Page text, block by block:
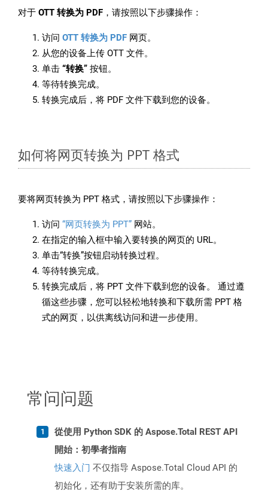
对于 OTT 转换为 PDF ，请按照以下步骤操作：
访问 OTT 转换为 PDF 网页。
从您的设备上传 OTT 文件。
单击 “转换” 按钮。
等待转换完成。
转换完成后，将 PDF 文件下载到您的设备。
如何将网页转换为 PPT 格式
要将网页转换为 PPT 格式，请按照以下步骤操作：
访问 “网页转换为 PPT” 网站。
在指定的输入框中输入要转换的网页的 URL。
单击“转换”按钮启动转换过程。
等待转换完成。
转换完成后，将 PPT 文件下载到您的设备。 通过遵
循这些步骤，您可以轻松地转换和下载所需 PPT 格
式的网页，以供离线访问和进一步使用。
常问问题
從使用 Python SDK 的 Aspose.Total REST API
開始：初學者指南
快速入门 不仅指导 Aspose.Total Cloud API 的
初始化，还有助于安装所需的库。